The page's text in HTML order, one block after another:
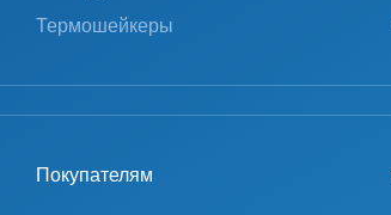
Термошейкеры
Покупателям